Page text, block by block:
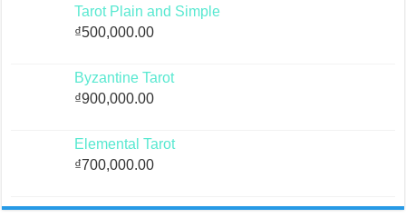
Tarot Plain and Simple
₫500,000.00
Byzantine Tarot
₫900,000.00
Elemental Tarot
₫700,000.00